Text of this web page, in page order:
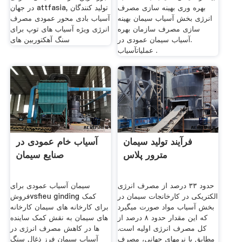
در جهان attfasia, تولید کنندگان
آسیاب بادی محور عمودی مصرف
انرژی ویژه آسیاب های توپ برای
سنگ آهکتوربین های
بهره وری بهینه سازی مصرف
انرژی بخش آسیاب سیمان بهینه
سازی مصرف سازمان بهره
.آسیاب سیمان عمودی در
عملیاتآسیاب .
آسیاب خام عمودی در
صنایع سیمان
سیمان آسیاب عمودی برای
فروشvsfieu ginding کمک
برای کارخانه های سیمان کارخانه
های سیمان به نقش کمک ساینده
ها در کاهش مصرف انرژی در
آسیاب سیمان فرز ذغال سنگ
فرآیند تولید سیمان
مترور پلاس
حدود ۳۳ درصد از مصرف انرژی
الکتریکی در کارخانجات سیمان در
بخش آسیاب مواد صورت می­گیرد
که این مقدار حدود ۸ درصد از
کل مصرف انرژی اولیه است.
مطابق با نرم­های جهانی، مصرف